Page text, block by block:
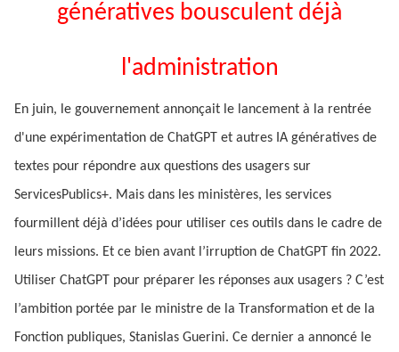
génératives bousculent déjà
l'administration
En juin, le gouvernement annonçait le lancement à la rentrée
d'une expérimentation de ChatGPT et autres IA génératives de
textes pour répondre aux questions des usagers sur
ServicesPublics+. Mais dans les ministères, les services
fourmillent déjà d’idées pour utiliser ces outils dans le cadre de
leurs missions. Et ce bien avant l’irruption de ChatGPT fin 2022.
Utiliser ChatGPT pour préparer les réponses aux usagers ? C’est
l’ambition portée par le ministre de la Transformation et de la
Fonction publiques, Stanislas Guerini. Ce dernier a annoncé le